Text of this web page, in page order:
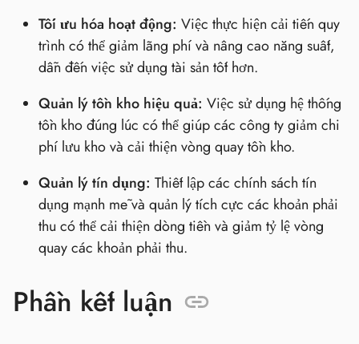
Tối ưu hóa hoạt động: Việc thực hiện cải tiến quy
trình có thể giảm lãng phí và nâng cao năng suất,
dẫn đến việc sử dụng tài sản tốt hơn.
Quản lý tồn kho hiệu quả: Việc sử dụng hệ thống
tồn kho đúng lúc có thể giúp các công ty giảm chi
phí lưu kho và cải thiện vòng quay tồn kho.
Quản lý tín dụng: Thiết lập các chính sách tín
dụng mạnh mẽ và quản lý tích cực các khoản phải
thu có thể cải thiện dòng tiền và giảm tỷ lệ vòng
quay các khoản phải thu.
Phần kết luận